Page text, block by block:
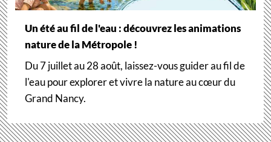
Un été au fil de l'eau : découvrez les animations
nature de la Métropole !
Du 7 juillet au 28 août, laissez-vous guider au fil de
l'eau pour explorer et vivre la nature au cœur du
Grand Nancy.